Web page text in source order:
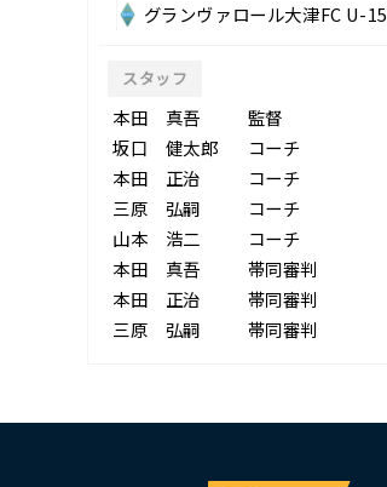
グランヴァロール大津FC U-15
スタッフ
本田 真吾
監督
坂口 健太郎
コーチ
本田 正治
コーチ
三原 弘嗣
コーチ
山本 浩二
コーチ
本田 真吾
帯同審判
本田 正治
帯同審判
三原 弘嗣
帯同審判